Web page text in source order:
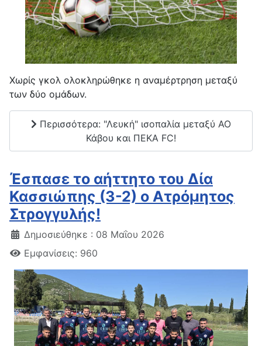
Xωρίς γκολ ολοκληρώθηκε η αναμέρτρηση μεταξύ
των δύο ομάδων.
Περισσότερα: "Λευκή" ισοπαλία μεταξύ ΑΟ
Κάβου και ΠΕΚΑ FC!
Έσπασε το αήττητο του Δία
Κασσιώπης (3-2) ο Ατρόμητος
Στρογγυλής!
Δημοσιεύθηκε : 08 Μαΐου 2026
Εμφανίσεις: 960